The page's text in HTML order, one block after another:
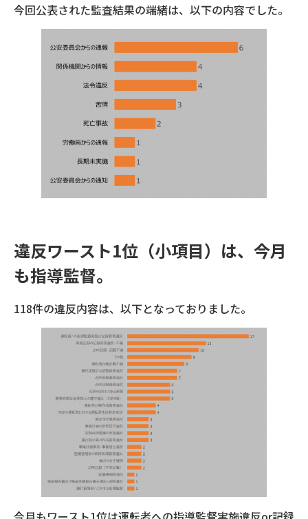
今回公表された監査結果の端緒は、以下の内容でした。
違反ワースト1位（小項目）は、今月
も指導監督。
118件の違反内容は、以下となっておりました。